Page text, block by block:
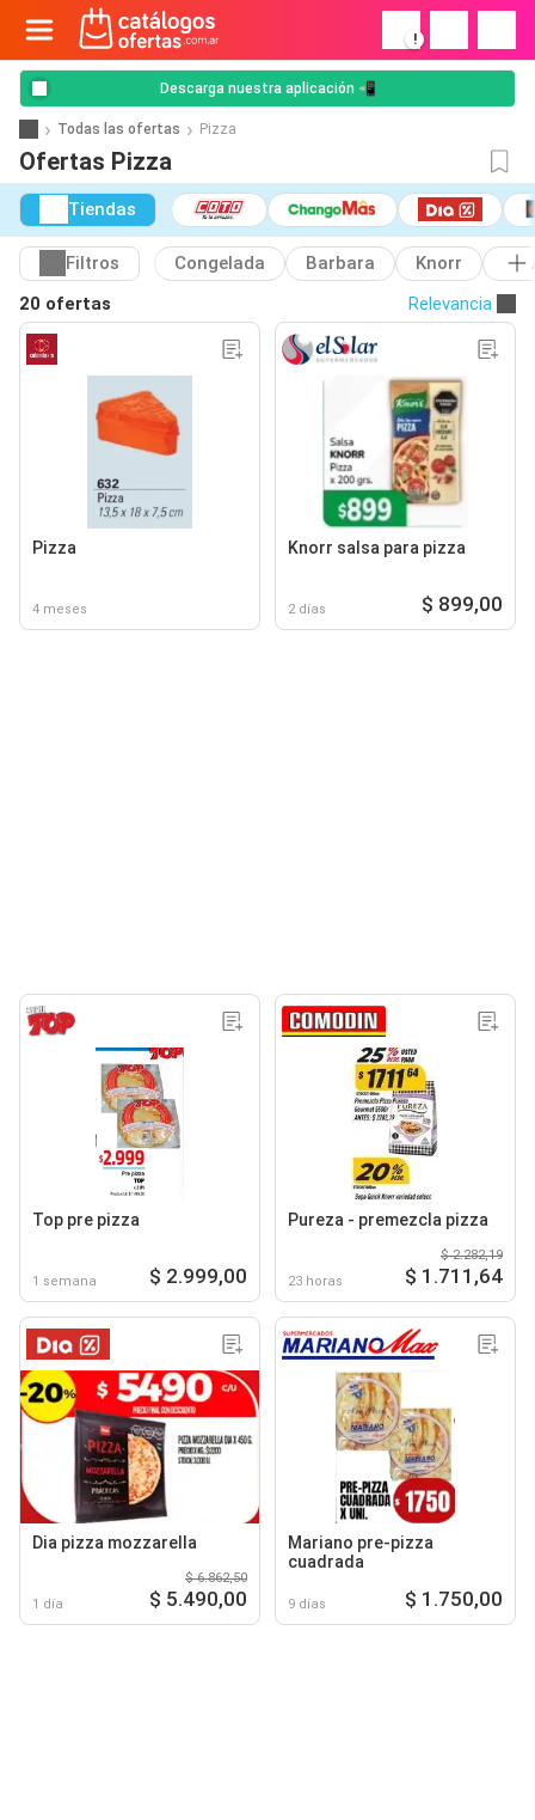
!
Descarga nuestra aplicación 📲
Todas las ofertas Pizza
Ofertas Pizza
Tiendas
Filtros Congelada Barbara Knorr
20 ofertas
Relevancia
Pizza
4 meses
Knorr salsa para pizza
2 días $ 899,00
Top pre pizza
1 semana $ 2.999,00
Pureza - premezcla pizza
23 horas
$ 2.282,19
$ 1.711,64
Dia pizza mozzarella
1 día
$ 6.862,50
$ 5.490,00
Mariano pre-pizza
cuadrada
9 días $ 1.750,00